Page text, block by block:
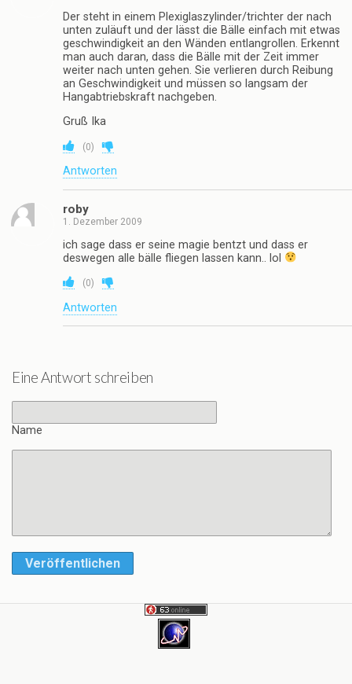
Der steht in einem Plexiglaszylinder/trichter der nach
unten zuläuft und der lässt die Bälle einfach mit etwas
geschwindigkeit an den Wänden entlangrollen. Erkennt
man auch daran, dass die Bälle mit der Zeit immer
weiter nach unten gehen. Sie verlieren durch Reibung
an Geschwindigkeit und müssen so langsam der
Hangabtriebskraft nachgeben.
Gruß Ika
(0)
Antworten
roby
1. Dezember 2009
ich sage dass er seine magie bentzt und dass er
deswegen alle bälle fliegen lassen kann.. lol
(0)
Antworten
Eine Antwort schreiben
Name
Veröffentlichen